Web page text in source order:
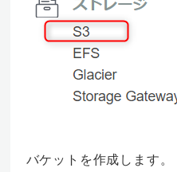
バケットを作成します。